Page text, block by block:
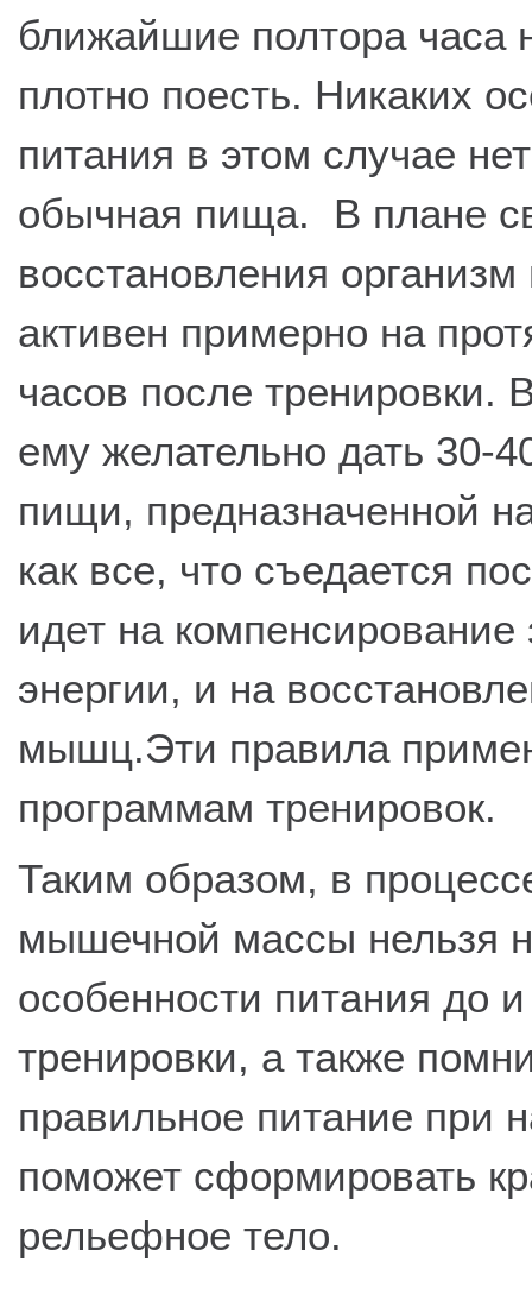
ближайшие полтора часа
плотно поесть. Никаких
питания в этом случае
обычная пища. В плане
восстановления
активен примерно на
часов после тренировки.
ему желательно дать 30-
пищи, предназначенной
как все, что съедается
идет на компенсирование
энергии, и на
мышц.Эти правила
программам тренировок.
Таким образом, в
мышечной массы нельзя
особенности питания до
тренировки, а также
правильное питание при
поможет сформировать
рельефное тело.